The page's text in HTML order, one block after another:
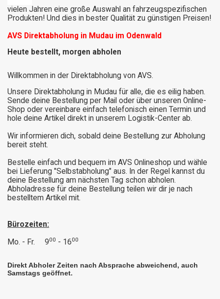
vielen Jahren eine große Auswahl an fahrzeugspezifischen
Produkten! Und dies in bester Qualität zu günstigen Preisen!
AVS Direktabholung in Mudau im Odenwald
Heute bestellt, morgen abholen
Willkommen in der Direktabholung von AVS.
Unsere Direktabholung in Mudau für alle, die es eilig haben.
Sende deine Bestellung per Mail oder über unseren Online-
Shop oder vereinbare einfach telefonisch einen Termin und
hole deine Artikel direkt in unserem Logistik-Center ab.
Wir informieren dich, sobald deine Bestellung zur Abholung
bereit steht.
Bestelle einfach und bequem im AVS Onlineshop und wähle
bei Lieferung "Selbstabholung" aus. In der Regel kannst du
deine Bestellung am nächsten Tag schon abholen.
Abholadresse für deine Bestellung teilen wir dir je nach
bestelltem Artikel mit.
Bürozeiten:
Mo. - Fr. 900 - 1600
Direkt Abholer Zeiten nach Absprache abweichend, auch
Samstags geöffnet.